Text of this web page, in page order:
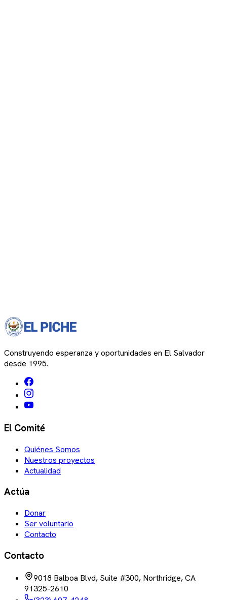
Construyendo esperanza y oportunidades en El Salvador
desde 1995.
El Comité
Quiénes Somos
Nuestros proyectos
Actualidad
Actúa
Donar
Ser voluntario
Contacto
Contacto
9018 Balboa Blvd, Suite #300, Northridge, CA
91325-2610